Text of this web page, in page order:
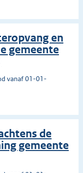
en
gemeente
vanaf 01-01-
de
gemeente